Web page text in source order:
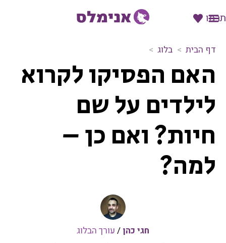
תרמו
דף הבית בלוג
א
ם
י
ק
י
האם הפסיקו לקרוא
לילדים על שם
חיות? ואם כן –
למה?
חגי כהן / עורך הבלוג